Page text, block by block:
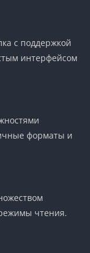
с поддержкой
интерфейсом
форматы и
чтения.